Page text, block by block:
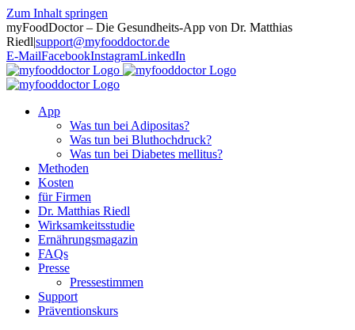
Zum Inhalt springen
myFoodDoctor – Die Gesundheits-App von Dr. Matthias
Riedl|support@myfooddoctor.de
E-MailFacebookInstagramLinkedIn
App
Was tun bei Adipositas?
Was tun bei Bluthochdruck?
Was tun bei Diabetes mellitus?
Methoden
Kosten
für Firmen
Dr. Matthias Riedl
Wirksamkeitsstudie
Ernährungsmagazin
FAQs
Presse
Pressestimmen
Support
Präventionskurs